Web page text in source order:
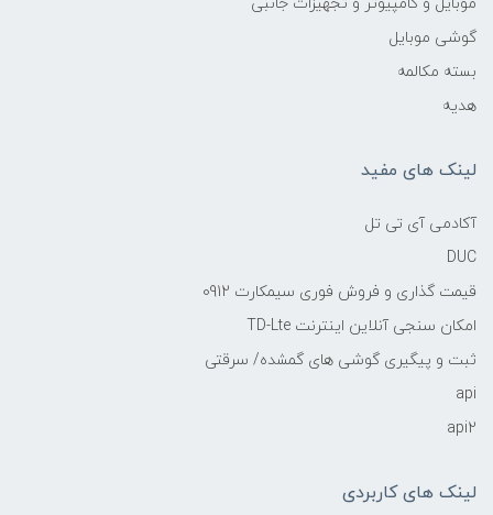
گوشی موبایل
بسته مکالمه
هدیه
لینک های مفید
آکادمی آی تی تل
DUC
قیمت گذاری و فروش فوری سیمکارت 0912
امکان سنجی آنلاین اینترنت TD-Lte
ثبت و پیگیری گوشی های گمشده/ سرقتی
api
api2
لینک های کاربردی